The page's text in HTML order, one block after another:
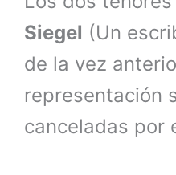
Siegel (Un
de la vez
representación
canceladas por